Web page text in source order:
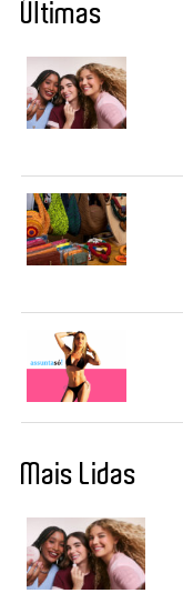
Últimas
Mais Lidas